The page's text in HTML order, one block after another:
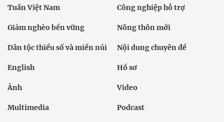
Tuần Việt Nam Công nghiệp hỗ trợ
Giảm nghèo bền vững Nông thôn mới
Dân tộc thiểu số và miền núi Nội dung chuyên đề
English Hồ sơ
Ảnh Video
Multimedia Podcast